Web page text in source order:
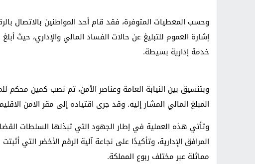
وحسب المعطيات المتوفرة، فقد قام أحد المواطنين بالاتصال
إشارة العموم للتبليغ عن حالات الفساد المالي والإداري، حيث
خدمة إدارية بسيطة.
وبتنسيق بين النيابة العامة وعناصر الأمن، تم نصب كمين
المبلغ المالي المشار إليه. وقد جرى اقتياده إلى مقر الامن
وتأتي هذه العملية في إطار الجهود التي تبذلها السلطات
المرافق الإدارية، وتأكيدًا على نجاعة آلية الرقم الأخضر التي
مماثلة عبر مختلف ربوع المملكة.